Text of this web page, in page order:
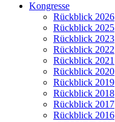
Kongresse
Rückblick 2026
Rückblick 2025
Rückblick 2023
Rückblick 2022
Rückblick 2021
Rückblick 2020
Rückblick 2019
Rückblick 2018
Rückblick 2017
Rückblick 2016